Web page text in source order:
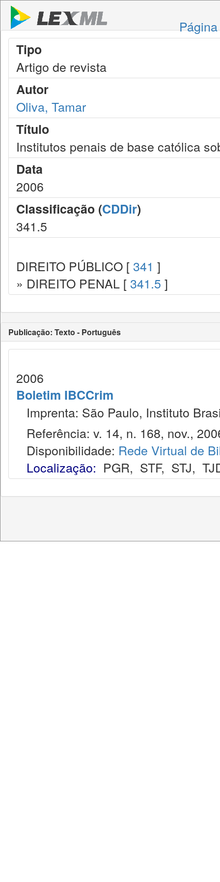
Tipo
Artigo de revista
Autor
Oliva, Tamar
Título
Institutos penais de base católica
Data
2006
Classificação (CDDir)
341.5
DIREITO PÚBLICO [ 341 ]
» DIREITO PENAL [ 341.5 ]
Publicação: Texto - Português
2006
Boletim IBCCrim
Imprenta: São Paulo, Instituto
Referência: v. 14, n. 168, nov.,
Disponibilidade: Rede Virtual de
Localização: PGR, STF, STJ,